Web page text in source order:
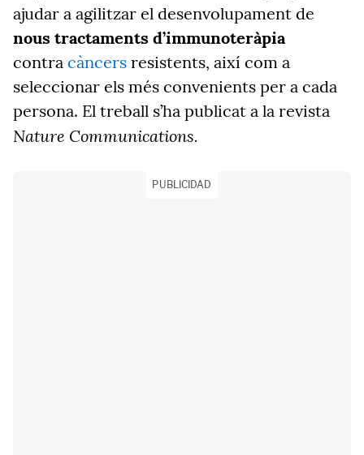
ajudar a agilitzar el desenvolupament de
nous tractaments d’immunoteràpia
contra càncers resistents, així com a
seleccionar els més convenients per a cada
persona. El treball s’ha publicat a la revista
Nature Communications.
PUBLICIDAD